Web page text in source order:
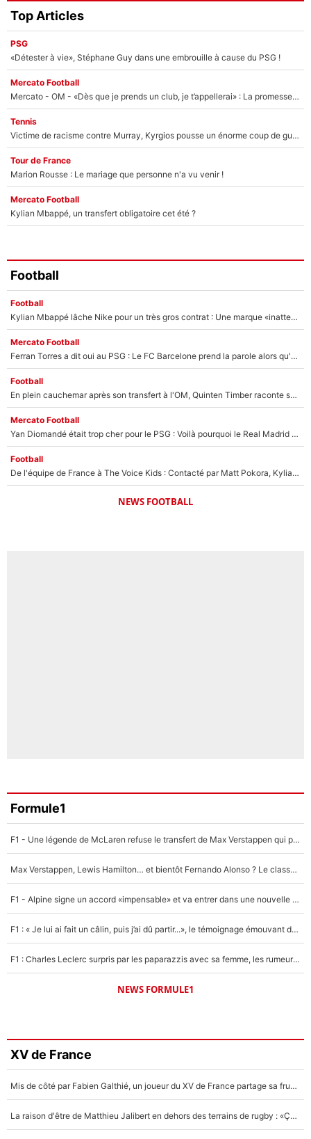
Top Articles
PSG
«Détester à vie», Stéphane Guy dans une embrouille à cause du PSG !
Mercato Football
Mercato - OM - «Dès que je prends un club, je t’appellerai» : La promesse de Marcelino au moment de claquer la porte
Tennis
Victime de racisme contre Murray, Kyrgios pousse un énorme coup de gueule !
Tour de France
Marion Rousse : Le mariage que personne n'a vu venir !
Mercato Football
Kylian Mbappé, un transfert obligatoire cet été ?
Football
Football
Kylian Mbappé lâche Nike pour un très gros contrat : Une marque «inattendue» va frapper très fort
Mercato Football
Ferran Torres a dit oui au PSG : Le FC Barcelone prend la parole alors qu'un transfert de l'attaquant espagnol prend forme
Football
En plein cauchemar après son transfert à l'OM, Quinten Timber raconte ses doutes après sa signature à Marseille
Mercato Football
Yan Diomandé était trop cher pour le PSG : Voilà pourquoi le Real Madrid a accepté de payer la somme record de 140M€ pour boucler son transfert !
Football
De l'équipe de France à The Voice Kids : Contacté par Matt Pokora, Kylian Mbappé a accepté de jouer un rôle inédit sur TF1 !
NEWS FOOTBALL
Formule1
F1 - Une légende de McLaren refuse le transfert de Max Verstappen qui pourrait «faire des vagues» et plomber l'ambiance dans l'équipe
Max Verstappen, Lewis Hamilton… et bientôt Fernando Alonso ? Le classement des pilotes les mieux payés en Formule 1 risque de changer !
F1 - Alpine signe un accord «impensable» et va entrer dans une nouvelle dimension : Grande nouvelle pour Pierre Gasly !
F1 : « Je lui ai fait un câlin, puis j’ai dû partir...», le témoignage émouvant de Max Verstappen sur sa fille
F1 : Charles Leclerc surpris par les paparazzis avec sa femme, les rumeurs étaient vraies !
NEWS FORMULE1
XV de France
Mis de côté par Fabien Galthié, un joueur du XV de France partage sa frustration : «ils ne me l’ont pas dit tout de suite»
La raison d'être de Matthieu Jalibert en dehors des terrains de rugby : «Ça m'atteint autant que si tu touches à un membre de ma famille»